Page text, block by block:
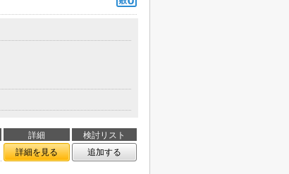
詳細
検討リスト
詳細を見る 追加する